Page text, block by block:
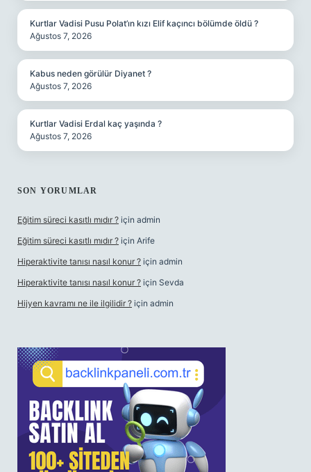
Kurtlar Vadisi Pusu Polat’ın kızı Elif kaçıncı bölümde öldü ?
Ağustos 7, 2026
Kabus neden görülür Diyanet ?
Ağustos 7, 2026
Kurtlar Vadisi Erdal kaç yaşında ?
Ağustos 7, 2026
SON YORUMLAR
Eğitim süreci kasıtlı mıdır ? için admin
Eğitim süreci kasıtlı mıdır ? için Arife
Hiperaktivite tanısı nasıl konur ? için admin
Hiperaktivite tanısı nasıl konur ? için Sevda
Hijyen kavramı ne ile ilgilidir ? için admin